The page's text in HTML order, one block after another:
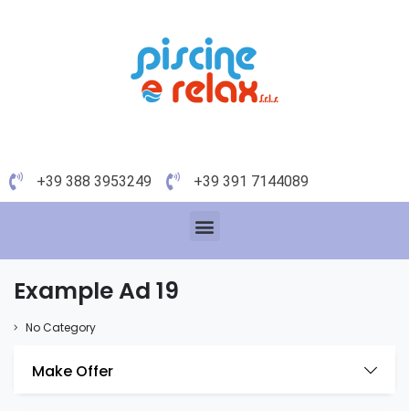
+39 388 3953249 +39 391 7144089
Example Ad 19
No Category
Make Offer